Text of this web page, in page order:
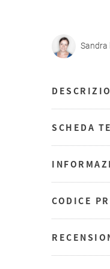
Sandra
SCHEDA
CODICE